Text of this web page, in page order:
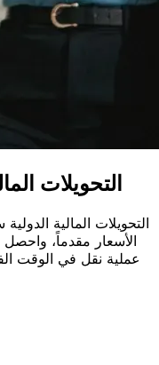
التحويلات
الأسعار مقدماً،